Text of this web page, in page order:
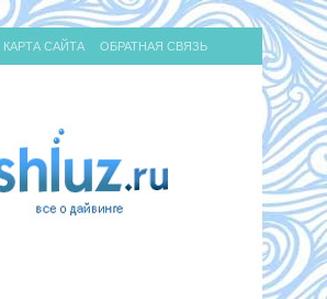
КАРТА САЙТА ОБРАТНАЯ СВЯЗЬ